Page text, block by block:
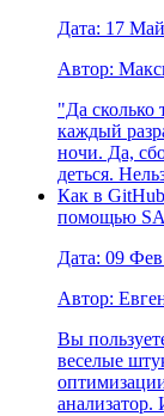
Дата: 17
Автор:
"Да сколько
каждый
ночи. Да,
деться.
Как в
помощью
Дата: 09 Фев
Автор:
Вы
веселые
анализатор.